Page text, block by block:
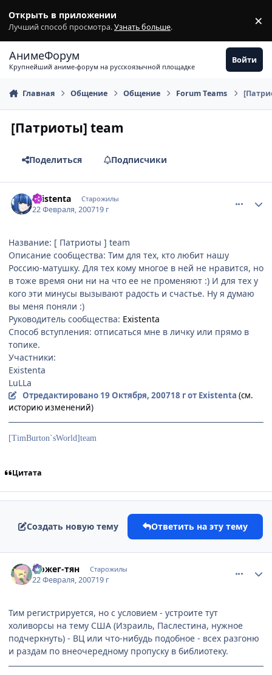
Открыть в приложении
Лучший способ просмотра.Узнать больше. ×
АнимеФорум
Крупнейший аниме-форум на русскоязычной площадке
Войти
Главная Общение Общение Fоrum Tеams
[Патриоты] team
Поделиться Подписчики
Existenta Старожилы
22 Февраля, 200719 г
Название: [ Патриоты ] team
Описание сообщества: Тим для тех, кто любит нашу
Россию-матушку. Для тех кому многое в ней не нравится, но
в тоже время они ни на что ее не променяют :) И для тех у
кого эти минусы вызывают радость и счастье. Ну я думаю
вы меня поняли :)
Руководитель сообщества: Existenta
Способ вступления: отписаться мне в личку или прямо в
топике.
Участники:
Existenta
LuLLa
Отредактировано 19 Октября, 200718 гот Existenta (см.
историю изменений)
[TimBurton`sWorld]team
Цитата
Создать новую тему Ответить на эту тему
Йожег-тян Старожилы
22 Февраля, 200719 г
Тим регистрируется, но с условием - устроите тут
холиворсы на тему США (Израиль, Паслестина, нужное
подчеркнуть) - ВЦ или что-нибудь подобное - всех разгоню
и раздам по внеочередному пропуску в библиотеку.